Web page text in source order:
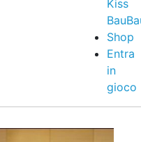
Kiss
Shop
Entra
in
gioco